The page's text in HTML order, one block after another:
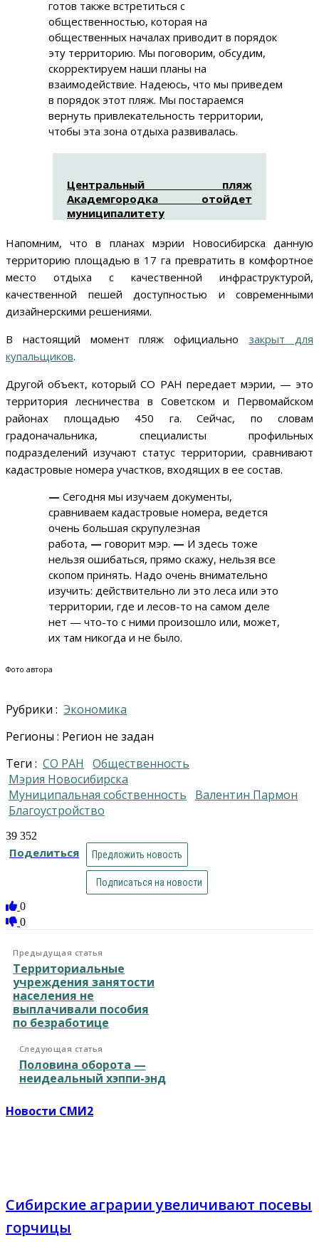
готов также встретиться с
общественностью, которая на
общественных началах приводит в порядок
эту территорию. Мы поговорим, обсудим,
скорректируем наши планы на
взаимодействие. Надеюсь, что мы приведем
в порядок этот пляж. Мы постараемся
вернуть привлекательность территории,
чтобы эта зона отдыха развивалась.
Центральный пляж
Академгородка отойдет
муниципалитету
Напомним, что в планах мэрии Новосибирска данную
территорию площадью в 17 га превратить в комфортное
место отдыха с качественной инфраструктурой,
качественной пешей доступностью и современными
дизайнерскими решениями.
В настоящий момент пляж официальнозакрыт для
купальщиков.
Другой объект, который СО РАН передает мэрии, — это
территория лесничества в Советском и Первомайском
районах площадью 450 га. Сейчас, по словам
градоначальника, специалисты профильных
подразделений изучают статус территории, сравнивают
кадастровые номера участков, входящих в ее состав.
— Сегодня мы изучаем документы,
сравниваем кадастровые номера, ведется
очень большая скрупулезная
работа, — говорит мэр. — И здесь тоже
нельзя ошибаться, прямо скажу, нельзя все
скопом принять. Надо очень внимательно
изучить: действительно ли это леса или это
территории, где и лесов-то на самом деле
нет — что-то с ними произошло или, может,
их там никогда и не было.
Фото автора
Рубрики :
Экономика
Регионы : Регион не задан
Теги :
СО РАН
общественность
Мэрия Новосибирска
муниципальная собственность
Валентин Пармон
благоустройство
39 352
Поделиться Предложить новость
Подписаться на новости
0
0
Предыдущая статья
Территориальные
учреждения занятости
населения не
выплачивали пособия
по безработице
Следующая статья
Половина оборота —
неидеальный хэппи-энд
Новости СМИ2
Сибирские аграрии увеличивают посевы
горчицы